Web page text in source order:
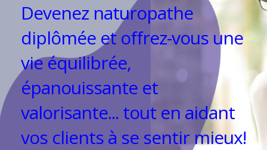
Devenez naturopathe
diplômée et offrez-vous une
vie équilibrée,
épanouissante et
valorisante... tout en aidant
vos clients à se sentir mieux!